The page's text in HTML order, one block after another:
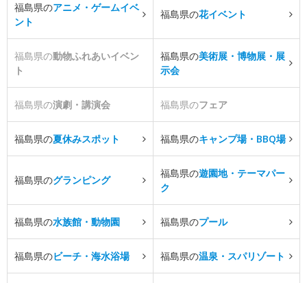
福島県のアニメ・ゲームイベ
ント
福島県の花イベント
福島県の動物ふれあいイベン
ト
福島県の美術展・博物展・展
示会
福島県の演劇・講演会 福島県のフェア
福島県の夏休みスポット 福島県のキャンプ場・BBQ場
福島県のグランピング
福島県の遊園地・テーマパー
ク
福島県の水族館・動物園 福島県のプール
福島県のビーチ・海水浴場 福島県の温泉・スパリゾート